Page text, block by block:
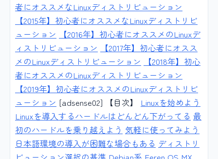
者にオススメなLinuxディストリビューション
【2015年】初心者にオススメなLinuxディストリビ
ューション
【2016年】初心者にオススメのLinuxデ
ィストリビューション
【2017年】初心者にオスス
メのLinuxディストリビューション
【2018年】初心
者にオススメのLinuxディストリビューション
【2019年】初心者にオススメのLinuxディストリビ
ューション [adsense02] 【目次】 Linuxを始めよう
Linuxを導入するハードルはどんどん下がってる 最
初のハードルを乗り越えよう 気軽に使ってみよう
日本語環境の導入が困難な場合もある ディストリ